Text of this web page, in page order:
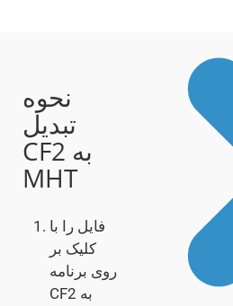
نحوه
تبدیل
CF2 به
MHT
فایل را با
کلیک بر
روی برنامه
CF2 به